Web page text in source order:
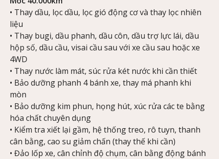
• Thay dầu, lọc dầu, lọc gió động cơ và thay lọc nhiên
liệu
• Thay bugi, dầu phanh, dầu côn, dầu trợ lực lái, dầu
hộp số, dầu cầu, visai cầu sau với xe cầu sau hoặc xe
4WD
• Thay nước làm mát, súc rửa két nước khi cần thiết
• Bảo dưỡng phanh 4 bánh xe, thay má phanh khi
mòn
• Bảo dưỡng kim phun, họng hút, xúc rửa các te bằng
hóa chất chuyên dụng
• Kiểm tra xiết lại gầm, hệ thống treo, rô tuyn, thanh
cân bằng, cao su giảm chấn (thay thế khi cần)
• Đảo lốp xe, cân chỉnh độ chụm, cân bằng động bánh